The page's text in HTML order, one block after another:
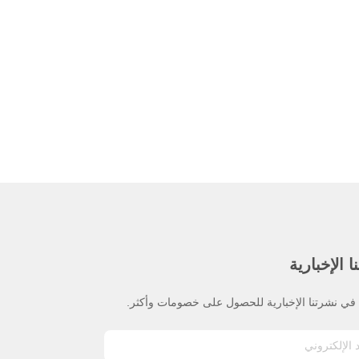
الإخبارية
نشرتنا الإخبارية للحصول على خصومات وأكثر.